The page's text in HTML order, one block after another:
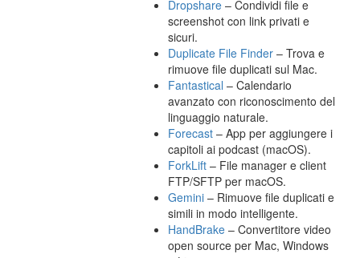
Dropshare – Condividi file e
screenshot con link privati e
sicuri.
Duplicate File Finder – Trova e
rimuove file duplicati sul Mac.
Fantastical – Calendario
avanzato con riconoscimento del
linguaggio naturale.
Forecast – App per aggiungere i
capitoli ai podcast (macOS).
ForkLift – File manager e client
FTP/SFTP per macOS.
Gemini – Rimuove file duplicati e
simili in modo intelligente.
HandBrake – Convertitore video
open source per Mac, Windows